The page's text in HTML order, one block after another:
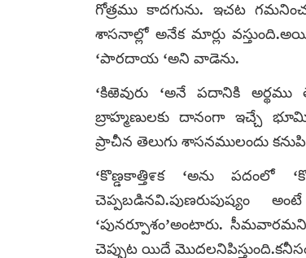
గోత్రము కాదగును. ఇచట
శాసనాల్లో అనేక మార్లు
‘పారదాయ ‘అని వాడెను.
‘కిఱెవురు ‘అనే పదానికి
బ్రాహ్మణులకు దానంగా ఇచ్చే
ప్రాచీన తెలుగు శాసనములందు
‘కొణ్డకాత్తి೯క ‘అను పదంలో
చెప్పబడినవి.పుణరుపుష్యం
‘పునర్పూశం’అంటారు.
చెప్పుట యిదే